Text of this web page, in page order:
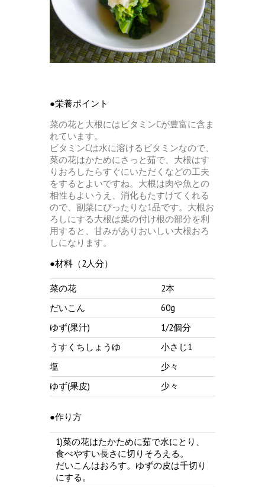
●栄養ポイント
菜の花と大根にはビタミンCが豊富に含ま
れています。
ビタミンCは水に溶けるビタミンなので、
菜の花はかためにさっと茹で、大根はす
りおろしたらすぐにいただくなどの工夫
をするとよいですね。大根は肉や魚との
相性もよいうえ、消化もたすけてくれる
ので、副菜にぴったりな1品です。大根お
ろしにする大根は葉の付け根の部分を利
用すると、甘みがありおいしい大根おろ
しになります。
●材料（2人分）
菜の花
2本
だいこん
60g
ゆず(果汁)
1/2個分
うすくちしょうゆ
小さじ1
塩
少々
ゆず(果皮)
少々
●作り方
1)菜の花はたかために茹で水にとり、
食べやすい長さに切りそろえる。
だいこんはおろす。ゆずの皮は千切り
にする。